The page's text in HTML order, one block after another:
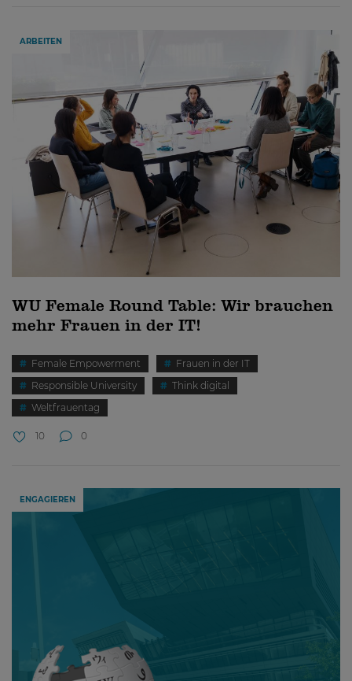
ARBEITEN
WU Female Round Table: Wir brauchen
mehr Frauen in der IT!
Female Empowerment
Frauen in der IT
Responsible University
Think digital
Weltfrauentag
10 0
ENGAGIEREN